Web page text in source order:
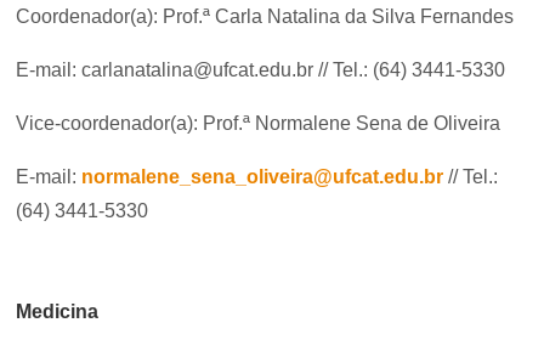
Coordenador(a): Prof.ª Carla Natalina da Silva Fernandes
E-mail: carlanatalina@ufcat.edu.br // Tel.: (64) 3441-5330
Vice-coordenador(a): Prof.ª Normalene Sena de Oliveira
E-mail: normalene_sena_oliveira@ufcat.edu.br // Tel.:
(64) 3441-5330
Medicina